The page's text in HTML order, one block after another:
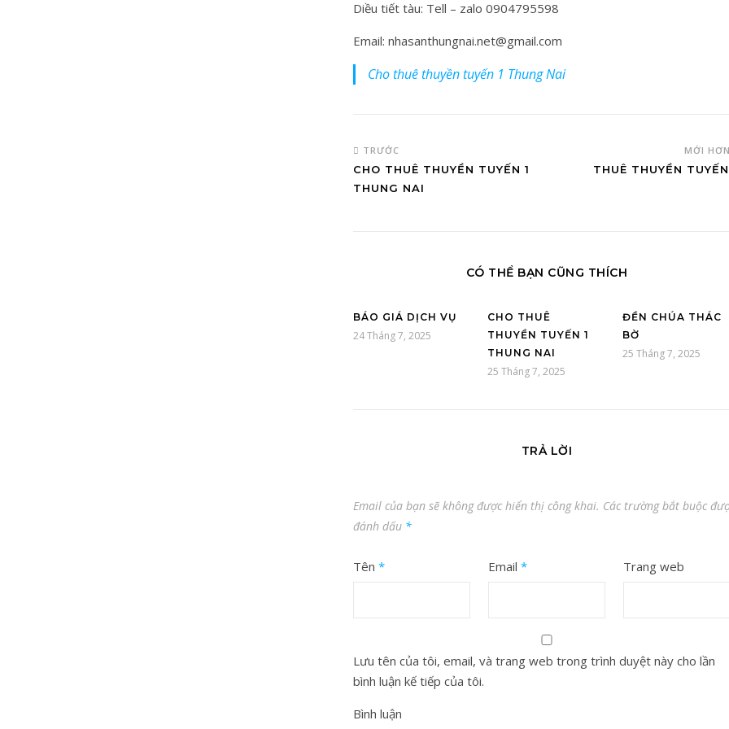
Diều tiết tàu: Tell – zalo 0904795598
Email: nhasanthungnai.net@gmail.com
Cho thuê thuyền tuyến 1 Thung Nai
TRƯỚC
CHO THUÊ THUYỀN TUYẾN 1
THUNG NAI
MỚI
THUÊ THUYỀN
CÓ THỂ BẠN CŨNG THÍCH
BÁO GIÁ DỊCH VỤ
24 Tháng 7, 2025
CHO THUÊ
THUYỀN TUYẾN 1
THUNG NAI
25 Tháng 7, 2025
ĐỀN CHÚA THÁC
BỜ
25 Tháng 7, 2025
TRẢ LỜI
Email của bạn sẽ không được hiển thị công khai. Các trường bắt buộc
đánh dấu *
Tên * Email * Trang web
Lưu tên của tôi, email, và trang web trong trình duyệt này cho lần
bình luận kế tiếp của tôi.
Bình luận